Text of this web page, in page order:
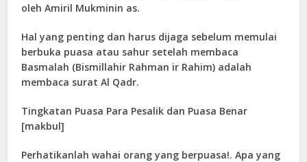
oleh Amiril Mukminin as.
Hal yang penting dan harus dijaga sebelum memulai
berbuka puasa atau sahur setelah membaca
Basmalah (Bismillahir Rahman ir Rahim) adalah
membaca surat Al Qadr.
Tingkatan Puasa Para Pesalik dan Puasa Benar
[makbul]
Perhatikanlah wahai orang yang berpuasa!. Apa yang